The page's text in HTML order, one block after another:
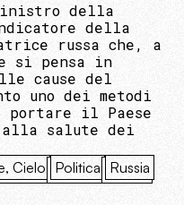
della
della
russa che, a
si pensa in
cause del
uno dei metodi
il Paese
salute dei
Cielo Politica Russia